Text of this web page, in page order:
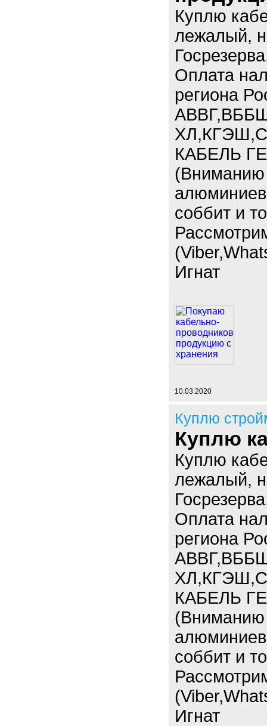
Куплю
лежалый,
Оплата
региона
КАБЕЛЬ
(Вниманию
соббит и
Игнат
10.03.2020
Куплю
Куплю
Куплю
лежалый,
Оплата
региона
КАБЕЛЬ
(Вниманию
соббит и
Игнат